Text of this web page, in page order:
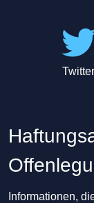
Twitter
Informationen,